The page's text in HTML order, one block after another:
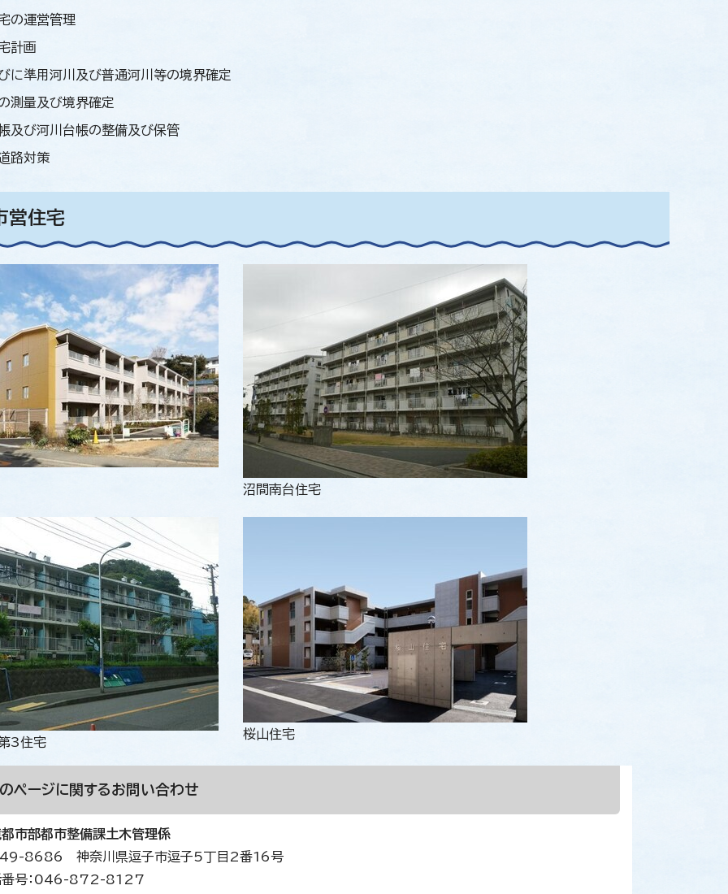
の運営管理
計画
に準用河川及び普通河川等の境界確定
測量及び境界確定
及び河川台帳の整備及び保管
路対策
営住宅
沼間南台住宅
3住宅
桜山住宅
ページに関するお問い合わせ
市部都市整備課土木管理係
8686 神奈川県逗子市逗子5丁目2番16号
番号：046-872-8127